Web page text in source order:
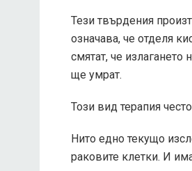
Тези твърдения
означава, че отделя
смятат, че
ще умрат.
Този вид терапия
Нито едно текущо
раковите клетки. И